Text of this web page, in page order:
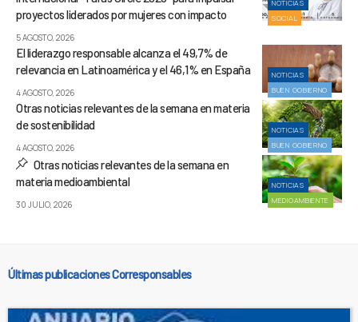
NOTICIAS
SOCIAL
proyectos liderados por mujeres con impacto
5 AGOSTO, 2026
NOTICIAS
BUEN GOBIERNO
El liderazgo responsable alcanza el 49,7% de
relevancia en Latinoamérica y el 46,1% en España
4 AGOSTO, 2026
NOTICIAS
BUEN GOBIERNO
Otras noticias relevantes de la semana en materia
de sostenibilidad
4 AGOSTO, 2026
NOTICIAS
MEDIOAMBIENTE
Otras noticias relevantes de la semana en
materia medioambiental
30 JULIO, 2026
Últimas publicaciones Corresponsables